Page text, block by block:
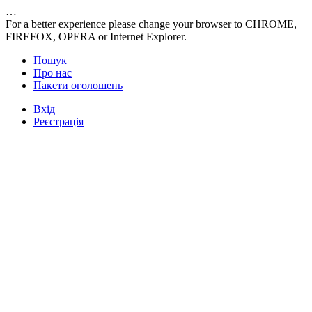
…
For a better experience please change your browser to CHROME,
FIREFOX, OPERA or Internet Explorer.
Пошук
Про нас
Пакети оголошень
Вхід
Реєстрація